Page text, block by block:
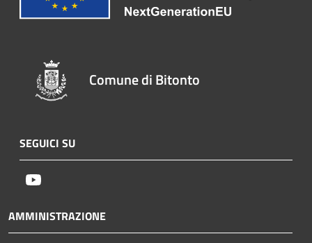
Comune di Bitonto
SEGUICI SU
AMMINISTRAZIONE